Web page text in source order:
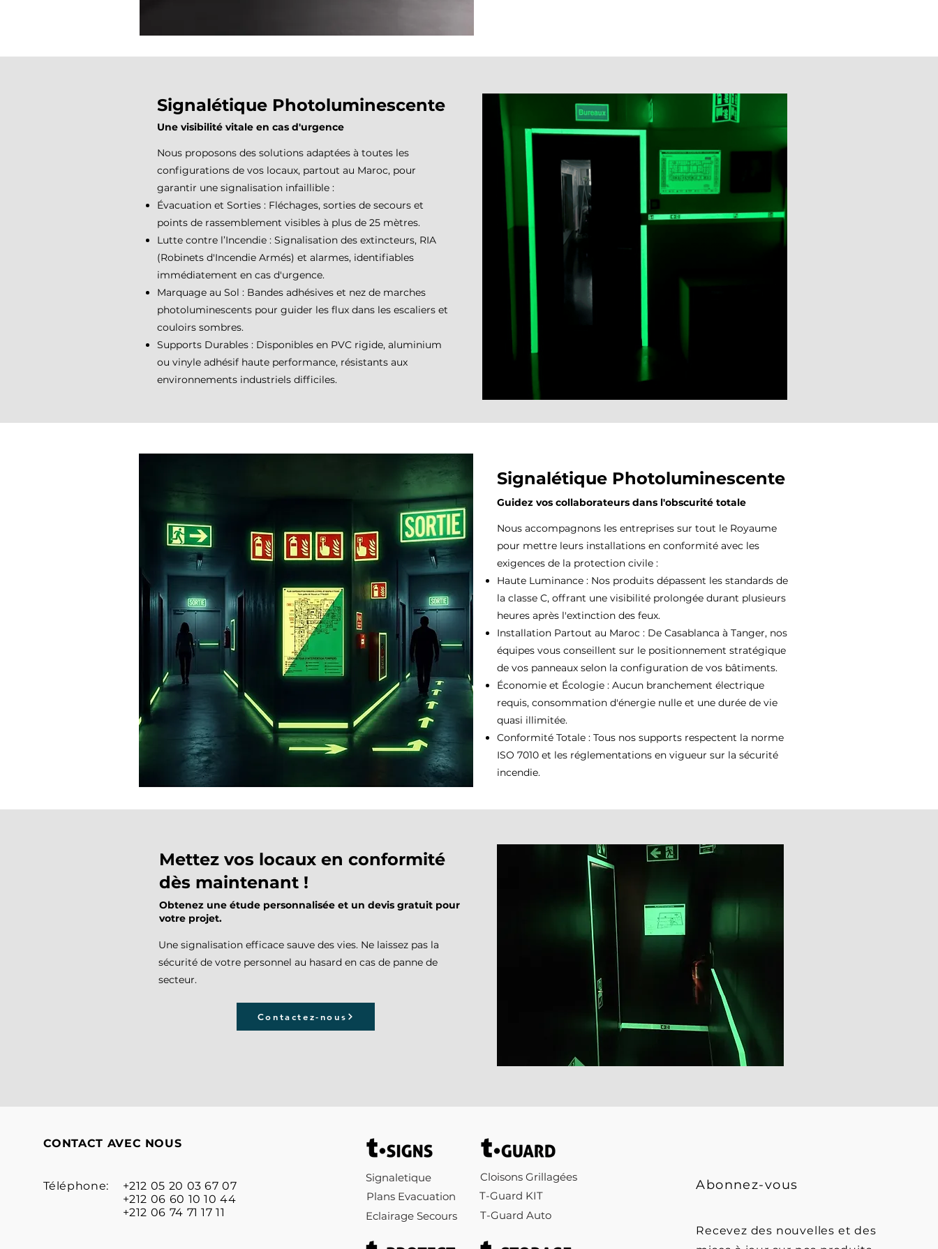
Signalétique Photoluminescente
Une visibilité vitale en cas d'urgence
Nous proposons des solutions adaptées à toutes les
configurations de vos locaux, partout au Maroc, pour
garantir une signalisation infaillible :
Évacuation et Sorties : Fléchages, sorties de secours et
points de rassemblement visibles à plus de 25 mètres.
Lutte contre l’Incendie : Signalisation des extincteurs, RIA
(Robinets d'Incendie Armés) et alarmes, identifiables
immédiatement en cas d'urgence.
Marquage au Sol : Bandes adhésives et nez de marches
photoluminescents pour guider les flux dans les escaliers et
couloirs sombres.
Supports Durables : Disponibles en PVC rigide, aluminium
ou vinyle adhésif haute performance, résistants aux
environnements industriels difficiles.
Signalétique Photoluminescente
Guidez vos collaborateurs dans l'obscurité totale
Nous accompagnons les entreprises sur tout le Royaume
pour mettre leurs installations en conformité avec les
exigences de la protection civile :
Haute Luminance : Nos produits dépassent les standards de
la classe C, offrant une visibilité prolongée durant plusieurs
heures après l'extinction des feux.
Installation Partout au Maroc : De Casablanca à Tanger, nos
équipes vous conseillent sur le positionnement stratégique
de vos panneaux selon la configuration de vos bâtiments.
Économie et Écologie : Aucun branchement électrique
requis, consommation d'énergie nulle et une durée de vie
quasi illimitée.
Conformité Totale : Tous nos supports respectent la norme
ISO 7010 et les réglementations en vigueur sur la sécurité
incendie.
Mettez vos locaux en conformité
dès maintenant !
Obtenez une étude personnalisée et un devis gratuit pour
votre projet.
Une signalisation efficace sauve des vies. Ne laissez pas la
sécurité de votre personnel au hasard en cas de panne de
secteur.
Contactez-nous
CONTACT AVEC NOUS
Téléphone:
+212 05 20 03 67 07
+212 06 60 10 10 44
+212 06 74 71 17 11
Cloisons Grillagées
T-Guard KIT
T-Guard Auto
Signaletique
Plans Evacuation
Eclairage Secours
Abonnez-vous
Recevez des nouvelles et des